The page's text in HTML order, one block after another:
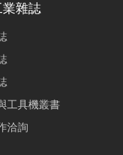
雜誌
工具機叢書
洽詢